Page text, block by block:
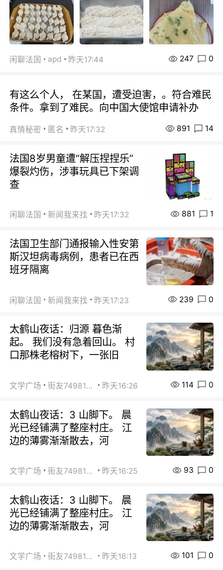
闲聊法国 apd 昨天17:44 247 0
有这么个人， 在某国，遭受迫害，。符合难民
条件。拿到了难民。向中国大使馆申请补办
真情秘密 匿名 昨天17:32 891 14
法国8岁男童遭“解压捏捏乐”
爆裂灼伤，涉事玩具已下架调
查
闲聊法国 新闻我来找 昨天17:32 881 1
法国卫生部门通报输入性安第
斯汉坦病毒病例，患者已在西
班牙隔离
闲聊法国 新闻我来找 昨天17:23 239 0
太鹤山夜话：归源 暮色渐
起。 我们没有急着回山。 村
口那株老榕树下，一张旧
文学广场 街友74981146 昨天16:26 114 0
太鹤山夜话：3 山脚下。 晨
光已经铺满了整座村庄。 江
边的薄雾渐渐散去，河
文学广场 街友74981146 昨天16:25 93 0
太鹤山夜话：3 山脚下。 晨
光已经铺满了整座村庄。 江
边的薄雾渐渐散去，河
文学广场 街友74981146 昨天16:13 101 0